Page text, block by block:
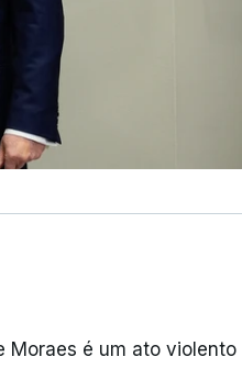
Moraes é um ato violento